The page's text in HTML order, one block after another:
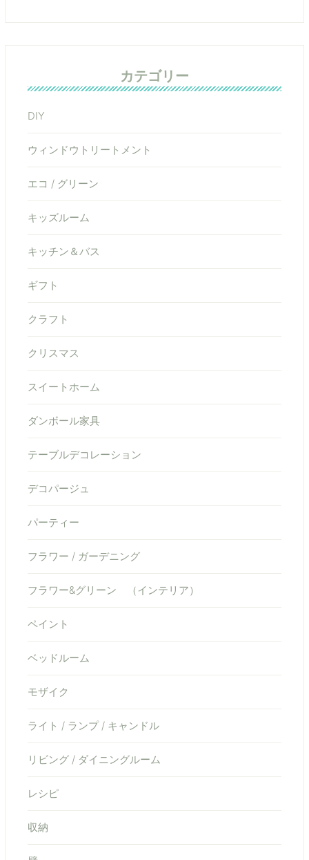
カテゴリー
DIY
ウィンドウトリートメント
エコ / グリーン
キッズルーム
キッチン＆バス
ギフト
クラフト
クリスマス
スイートホーム
ダンボール家具
テーブルデコレーション
デコパージュ
パーティー
フラワー / ガーデニング
フラワー&グリーン （インテリア）
ペイント
ベッドルーム
モザイク
ライト / ランプ / キャンドル
リビング / ダイニングルーム
レシピ
収納